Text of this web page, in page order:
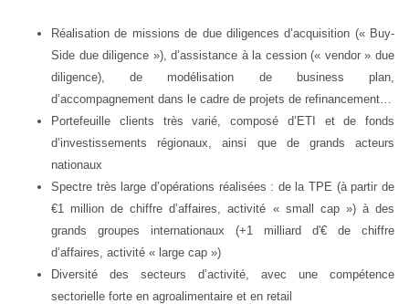
Réalisation de missions de due diligences d’acquisition (« Buy-
Side due diligence »), d’assistance à la cession (« vendor » due
diligence), de modélisation de business plan,
d’accompagnement dans le cadre de projets de refinancement…
Portefeuille clients très varié, composé d’ETI et de fonds
d’investissements régionaux, ainsi que de grands acteurs
nationaux
Spectre très large d’opérations réalisées : de la TPE (à partir de
€1 million de chiffre d’affaires, activité « small cap ») à des
grands groupes internationaux (+1 milliard d'€ de chiffre
d’affaires, activité « large cap »)
Diversité des secteurs d’activité, avec une compétence
sectorielle forte en agroalimentaire et en retail